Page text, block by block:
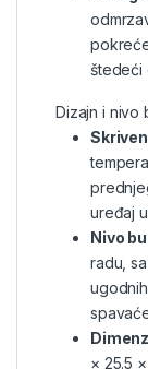
štedeći
Dizajn i nivo
uređaj
Nivo
radu,
ugodnih
× 25.5